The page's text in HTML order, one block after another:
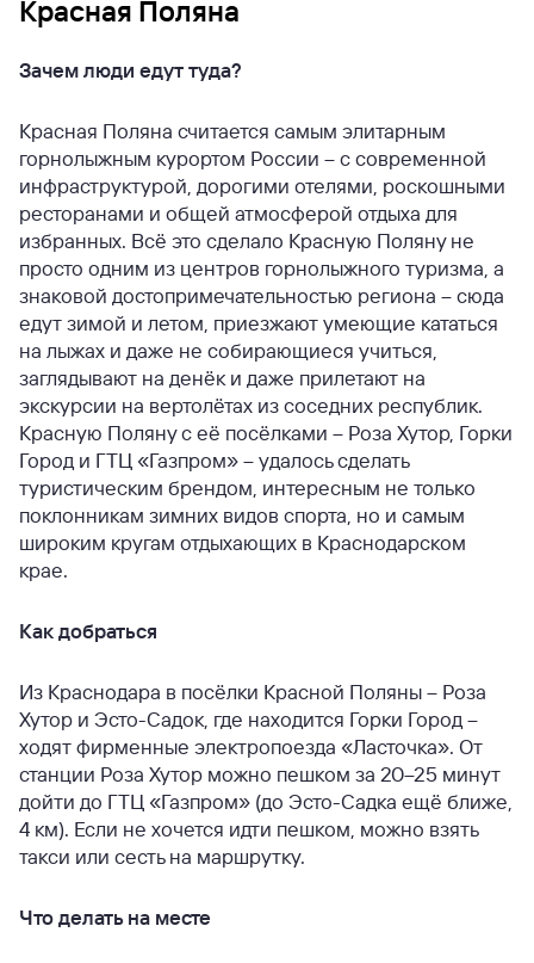
Красная Поляна
Зачем люди едут туда?
Красная Поляна считается самым элитарным
горнолыжным курортом России – с современной
инфраструктурой, дорогими отелями, роскошными
ресторанами и общей атмосферой отдыха для
избранных. Всё это сделало Красную Поляну не
просто одним из центров горнолыжного туризма, а
знаковой достопримечательностью региона – сюда
едут зимой и летом, приезжают умеющие кататься
на лыжах и даже не собирающиеся учиться,
заглядывают на денёк и даже прилетают на
экскурсии на вертолётах из соседних республик.
Красную Поляну с её посёлками – Роза Хутор, Горки
Город и ГТЦ «Газпром» – удалось сделать
туристическим брендом, интересным не только
поклонникам зимних видов спорта, но и самым
широким кругам отдыхающих в Краснодарском
крае.
Как добраться
Из Краснодара в посёлки Красной Поляны – Роза
Хутор и Эсто-Садок, где находится Горки Город –
ходят фирменные электропоезда «Ласточка». От
станции Роза Хутор можно пешком за 20–25 минут
дойти до ГТЦ «Газпром» (до Эсто-Садка ещё ближе,
4 км). Если не хочется идти пешком, можно взять
такси или сесть на маршрутку.
Что делать на месте